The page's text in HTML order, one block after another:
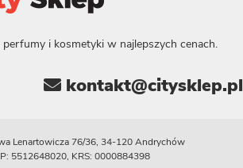
i kosmetyki w najlepszych cenach.
kontakt@citysklep.pl
Lenartowicza 76/36, 34-120 Andrychów
5512648020, KRS: 0000884398